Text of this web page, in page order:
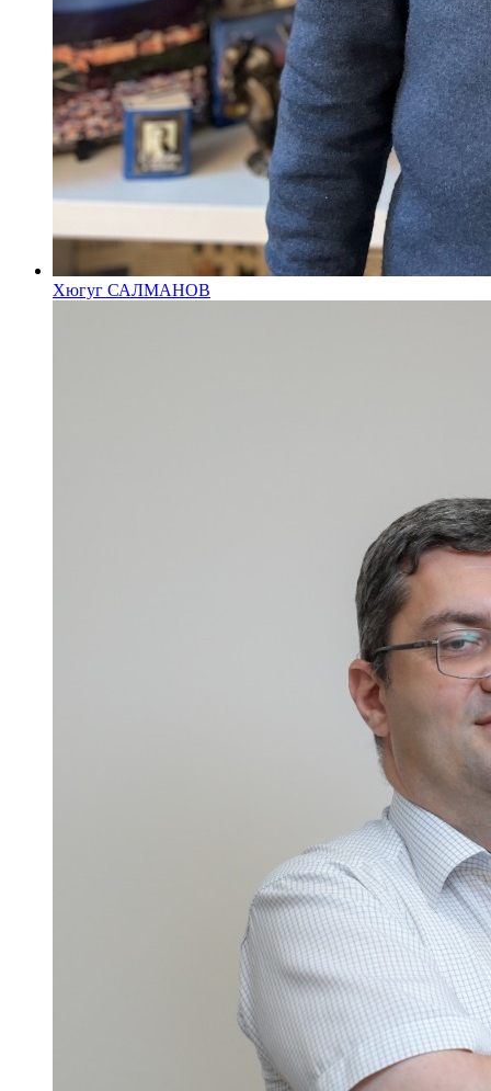
Хюгуг САЛМАНОВ